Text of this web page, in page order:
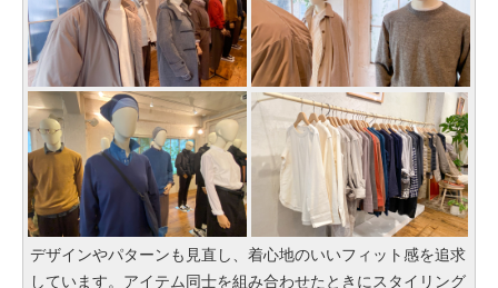
デザインやパターンも見直し、着心地のいいフィット感を追求
しています。アイテム同士を組み合わせたときにスタイリング